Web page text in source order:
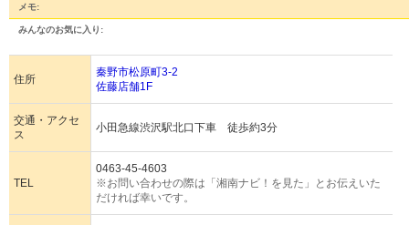
メモ:
みんなのお気に入り:
住所
秦野市松原町3-2
佐藤店舗1F
交通・アクセ
ス
小田急線渋沢駅北口下車 徒歩約3分
TEL
0463-45-4603
※お問い合わせの際は「湘南ナビ！を見た」とお伝えいた
だければ幸いです。